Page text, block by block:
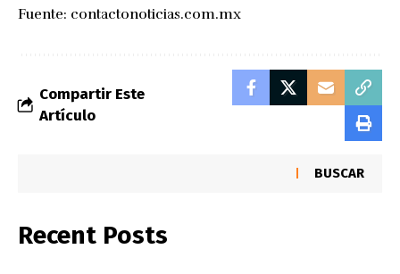
Fuente: contactonoticias.com.mx
Compartir Este
Artículo
BUSCAR
Recent Posts